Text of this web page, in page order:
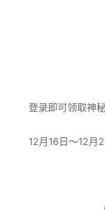
登录即可领取神
12月16日～12月